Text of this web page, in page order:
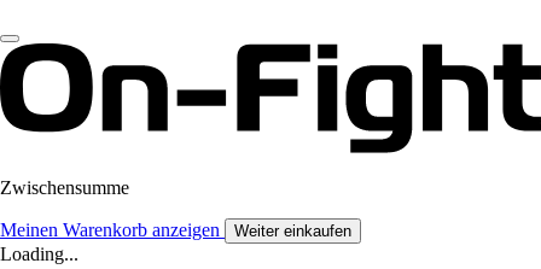
Zwischensumme
Meinen Warenkorb anzeigen Weiter einkaufen
Loading...